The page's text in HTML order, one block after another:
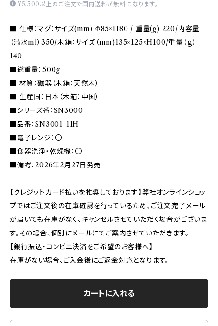
¥5,500以上のご注文で国内送料が無料になります。
■ 仕様：マグ：サイズ(mm) Φ85×H80 / 重量(g) 220/内容量
（満水ml）350/木箱：サイズ（mm)135×125×H100/重量（ｇ）
140
■総重量：500g
■ 材質：磁器（木箱：天然木）
■ 生産国：日本（木箱：中国）
■シリーズ番：SN3000
■品番：SN3001-11H
■電子レンジ：〇
■食器洗浄・乾燥機：〇
■備考：2026年2月27日発売
【クレジットカード払いを推奨しております】弊社オンラインショッ
プではご注文後の在庫確認を行っているため、ご注文完了メール
が届いても在庫がなく、キャンセルさせていただく場合がございま
す。その場合、個別にメールにてご案内させていただきます。
【銀行振込・コンビニ決済をご希望のお客様へ】
在庫がない場合、ご入金後にご返金対応となります。
カートに入れる